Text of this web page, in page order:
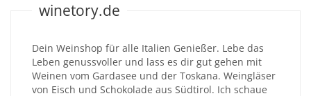
winetory.de
Dein Weinshop für alle Italien Genießer. Lebe das
Leben genussvoller und lass es dir gut gehen mit
Weinen vom Gardasee und der Toskana. Weingläser
von Eisch und Schokolade aus Südtirol. Ich schaue